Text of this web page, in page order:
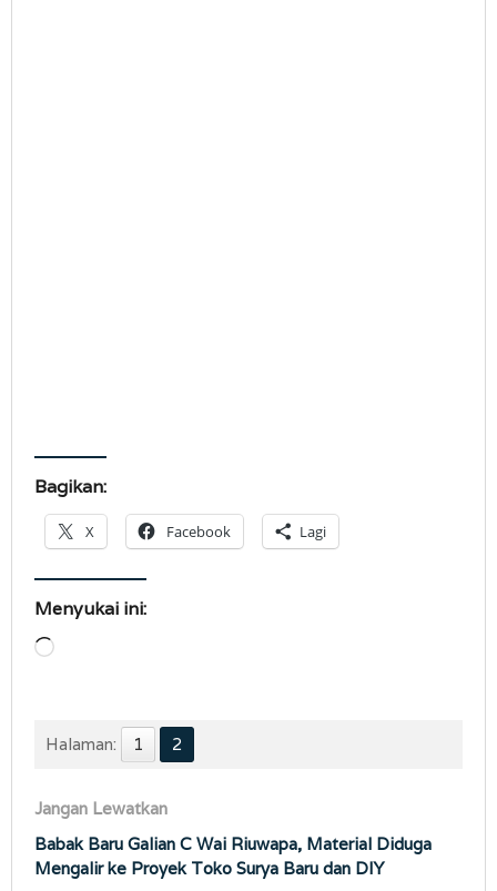
Bagikan:
X Facebook Lagi
Menyukai ini:
Memuat...
Halaman: 1 2
Jangan Lewatkan
Babak Baru Galian C Wai Riuwapa, Material Diduga
Mengalir ke Proyek Toko Surya Baru dan DIY